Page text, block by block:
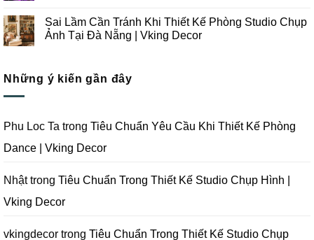
Nẵng
Vking
Công
Trọn
Gói
Tại
Đà
Decor
Ý
Khi
Thiết
Trọn
Gói
Đà
Nẵng
Vking
bình
luận
ở
Studio
Quay
Nẵng
|
Decor
Sai Lầm Cần Tránh Khi Thiết Kế Phòng Studio Chụp
Ảnh Tại Đà Nẵng | Vking Decor
luận
ở
Tránh
Khi
Kế
Chụp
Ảnh
Đà
Vking
Những ý kiến gần đây
Phu Loc Ta trong Tiêu Chuẩn Yêu Cầu Khi Thiết Kế Phòng
Dance | Vking Decor
Nhậttrong Tiêu Chuẩn Trong Thiết Kế Studio Chụp Hình |
Vking Decor
vkingdecor trong Tiêu Chuẩn Trong Thiết Kế Studio Chụp